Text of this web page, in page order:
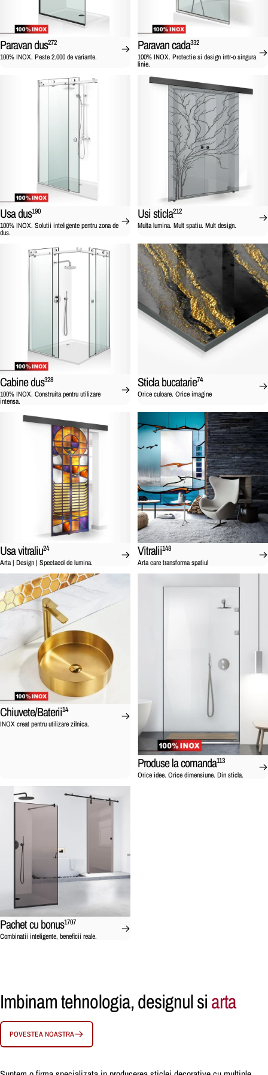
Paravan dus272
100% INOX. Peste 2.000 de variante.
Paravan cada332
100% INOX. Protectie si design intr-o singura
linie.
Usa dus190
100% INOX. Solutii inteligente pentru zona de
dus.
Usi sticla212
Multa lumina. Mult spatiu. Mult design.
Cabine dus328
100% INOX. Construita pentru utilizare
intensa.
Sticla bucatarie74
Orice culoare. Orice imagine
Usa vitraliu24
Arta | Design | Spectacol de lumina.
Vitralii148
Arta care transforma spatiul
Chiuvete/Baterii14
INOX creat pentru utilizare zilnica.
Produse la comanda113
Orice idee. Orice dimensiune. Din sticla.
Pachet cu bonus1707
Combinatii inteligente, beneficii reale.
Imbinam tehnologia, designul siarta
POVESTEA NOASTRA